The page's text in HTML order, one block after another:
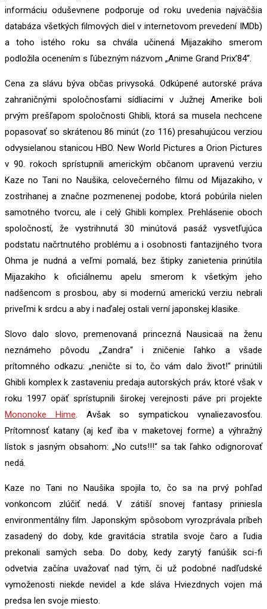
informáciu oduševnene podporuje od roku uvedenia najväčšia
databáza všetkých filmových diel v internetovom prevedení IMDb)
a toho istého roku sa chvála učinená Mijazakiho smerom
podložila ocenením s ľúbezným názvom „Anime Grand Prix’84“.
Cena za slávu býva občas privysoká. Odkúpené autorské práva
zahraničnými spoločnosťami sídliacimi v Južnej Amerike boli
prvým prešľapom spoločnosti Ghibli, ktorá sa musela nechcene
popasovať so skrátenou 86 minút (zo 116) presahujúcou verziou
odvysielanou stanicou HBO. New World Pictures a Orion Pictures
v 90. rokoch sprístupnili americkým občanom upravenú verziu
Kaze no Tani no Naušika, celovečerného filmu od Mijazakiho, v
zostrihanej a značne pozmenenej podobe, ktorá pobúrila nielen
samotného tvorcu, ale i celý Ghibli komplex. Prehlásenie oboch
spoločností, že vystrihnutá 30 minútová pasáž vysvetľujúca
podstatu načrtnutého problému a i osobnosti fantazijného tvora
Ohma je nudná a veľmi pomalá, bez štipky zanietenia prinútila
Mijazakiho k oficiálnemu apelu smerom k všetkým jeho
nadšencom s prosbou, aby si modernú americkú verziu nebrali
priveľmi k srdcu a aby i naďalej ostali verní japonskej klasike.
Slovo dalo slovo, premenovaná princezná Nausicaä na ženu
neznámeho pôvodu „Zandra“ i zničenie ľahko a všade
prítomného odkazu: „neničte si to, čo vám dalo život!“ prinútili
Ghibli komplex k zastaveniu predaja autorských práv, ktoré však v
roku 1997 opäť sprístupnili širokej verejnosti páve pri projekte
Mononoke Hime. Avšak so sympatickou vynaliezavosťou.
Prítomnosť katany (aj keď iba v maketovej forme) a výhražný
lístok s jasným obsahom: „No cuts!!!“ sa tak ľahko odignorovať
nedá.
Kaze no Tani no Naušika spojila to, čo sa na prvý pohľad
vonkoncom zlúčiť nedá. V zátiší snovej fantasy priniesla
environmentálny film. Japonským spôsobom vyrozprávala príbeh
zasadený do doby, kde gravitácia stratila svoje čaro a ľudia
prekonali samých seba. Do doby, kedy zarytý fanúšik sci-fi
odvetvia začína uvažovať nad tým, či už podobné nadľudské
vymoženosti niekde nevidel a kde sláva Hviezdnych vojen má
predsa len svoje miesto.